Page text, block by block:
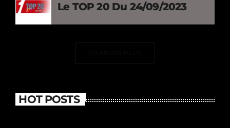
Le TOP 20 Du 24/09/2023
HOT POSTS